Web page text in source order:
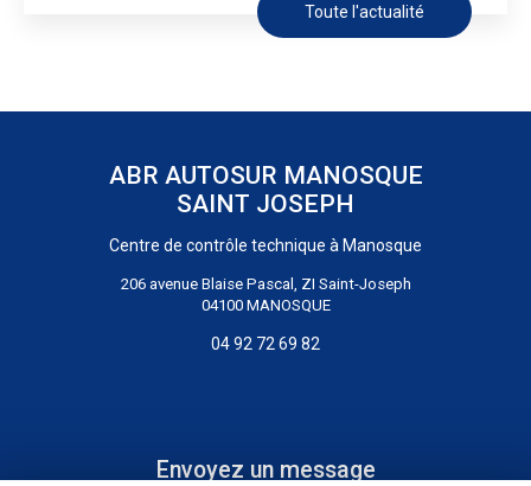
Toute l'actualité
ABR AUTOSUR MANOSQUE
SAINT JOSEPH
Centre de contrôle technique à Manosque
206 avenue Blaise Pascal, ZI Saint-Joseph
04100 MANOSQUE
04 92 72 69 82
Envoyez un message